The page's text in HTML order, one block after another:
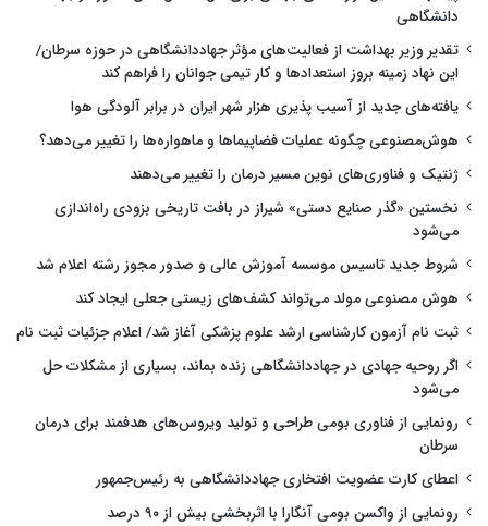
دانشگاهی
تقدیر وزیر بهداشت از فعالیت‌های مؤثر جهاددانشگاهی در حوزه سرطان/
این نهاد زمینه بروز استعدادها و کار تیمی جوانان را فراهم کند
یافته‌های جدید از آسیب پذیری هزار شهر ایران در برابر آلودگی هوا
هوش‌مصنوعی چگونه عملیات فضاپیماها و ماهواره‌ها را تغییر می‌دهد؟
ژنتیک و فناوری‌های نوین مسیر درمان را تغییر می‌دهند
نخستین «گذر صنایع دستی» شیراز در بافت تاریخی بزودی راه‌اندازی
می‌شود
شروط جدید تاسیس موسسه آموزش عالی و صدور مجوز رشته اعلام شد
هوش مصنوعی مولد می‌تواند کشف‌های زیستی جعلی ایجاد کند
ثبت نام آزمون کارشناسی ارشد علوم پزشکی آغاز شد/ اعلام جزئیات ثبت نام
اگر روحیه جهادی در جهاددانشگاهی زنده بماند، بسیاری از مشکلات حل
می‌شود
رونمایی از فناوری بومی طراحی و تولید ویروس‌های هدفمند برای درمان
سرطان
اعطای کارت عضویت افتخاری جهاددانشگاهی به رئیس‌جمهور
رونمایی از واکسن بومی آنگارا با اثربخشی بیش از ۹۰ درصد